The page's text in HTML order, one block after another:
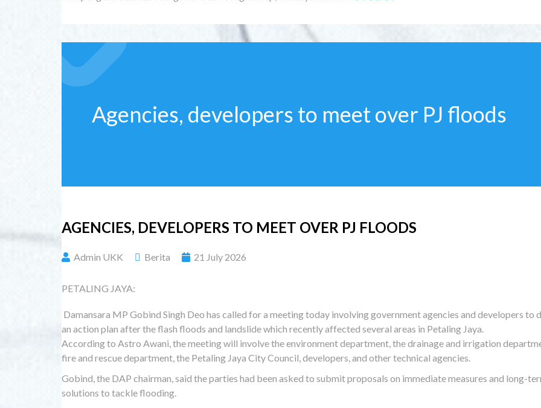
Agencies, developers to meet over PJ floods
AGENCIES, DEVELOPERS TO MEET OVER PJ FLOODS
Admin UKK Berita 21 July 2026
PETALING JAYA:
Damansara MP Gobind Singh Deo has called for a meeting today involving government agencies and developers to
an action plan after the flash floods and landslide which recently affected several areas in Petaling Jaya.
According to Astro Awani, the meeting will involve the environment department, the drainage and irrigation
fire and rescue department, the Petaling Jaya City Council, developers, and other technical agencies.
Gobind, the DAP chairman, said the parties had been asked to submit proposals on immediate measures and long-
solutions to tackle flooding.